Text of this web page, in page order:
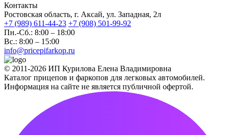
Контакты
Ростовская область, г. Аксай, ул. Западная, 2л
+7 (989) 611-44-23 +7 (908) 501-99-92
Пн.-Сб.: 8:00 – 18:00
Вс.: 8:00 – 15:00
info@pricepifarkop.ru
© 2011-2026 ИП Курилова Елена Владимировна
Каталог прицепов и фаркопов для легковых автомобилей.
Информация на сайте не является публичной офертой.